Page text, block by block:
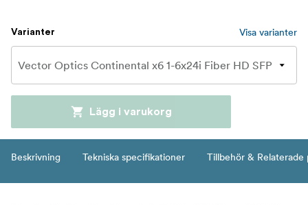
Varianter Visa varianter
Lägg i varukorg
Beskrivning Tekniska specifikationer Tillbehör & Relaterade